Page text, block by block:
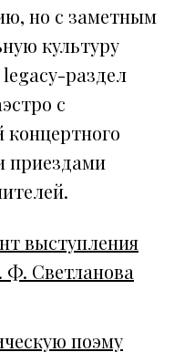
но с заметным
культуру
раздел
с
концертного
приездами
выступления
Ф. Светланова
поэму